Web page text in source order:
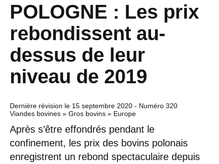
POLOGNE : Les prix
rebondissent au-
dessus de leur
niveau de 2019
Dernière révision le 15 septembre 2020 - Numéro 320
Viandes bovines » Gros bovins » Europe
Après s’être effondrés pendant le
confinement, les prix des bovins polonais
enregistrent un rebond spectaculaire depuis